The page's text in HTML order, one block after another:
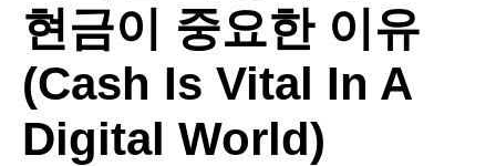
현금이 중요한 이유
(Cash Is Vital In A
Digital World)